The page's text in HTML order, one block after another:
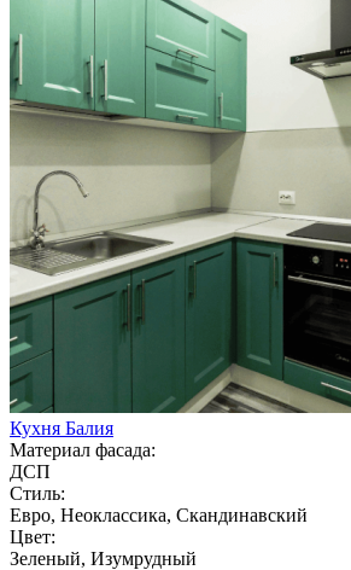
Кухня Балия
Материал фасада:
ДСП
Стиль:
Евро, Неоклассика, Скандинавский
Цвет:
Зеленый, Изумрудный